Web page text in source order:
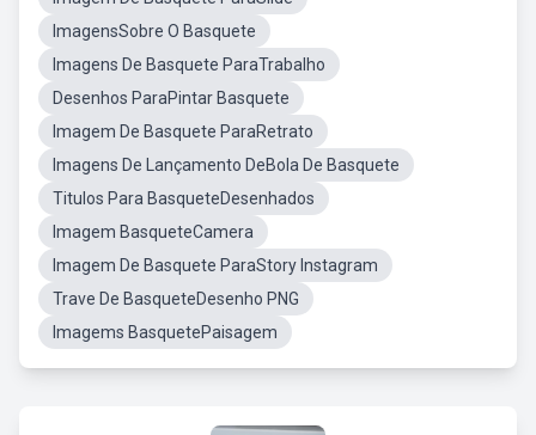
ImagensSobre O Basquete
Imagens De Basquete ParaTrabalho
Desenhos ParaPintar Basquete
Imagem De Basquete ParaRetrato
Imagens De Lançamento DeBola De Basquete
Titulos Para BasqueteDesenhados
Imagem BasqueteCamera
Imagem De Basquete ParaStory Instagram
Trave De BasqueteDesenho PNG
Imagems BasquetePaisagem